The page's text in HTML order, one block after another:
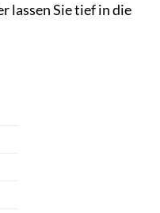
lassen Sie tief in die